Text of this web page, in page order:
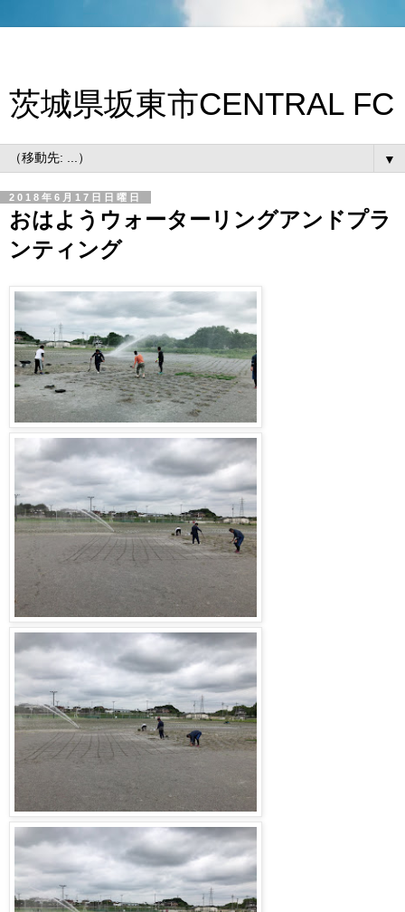
茨城県坂東市CENTRAL FC
▼
2018年6月17日日曜日
おはようウォーターリングアンドプラ
ンティング